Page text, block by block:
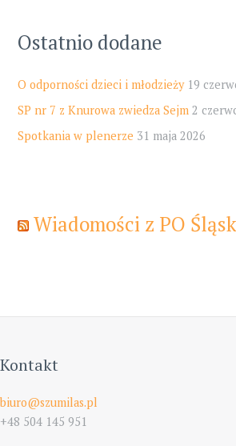
Ostatnio dodane
O odporności dzieci i młodzieży 19
SP nr 7 z Knurowa zwiedza Sejm 2
Spotkania w plenerze 31 maja 2026
Wiadomości z PO Śląsk
Kontakt
biuro@szumilas.pl
+48 504 145 951